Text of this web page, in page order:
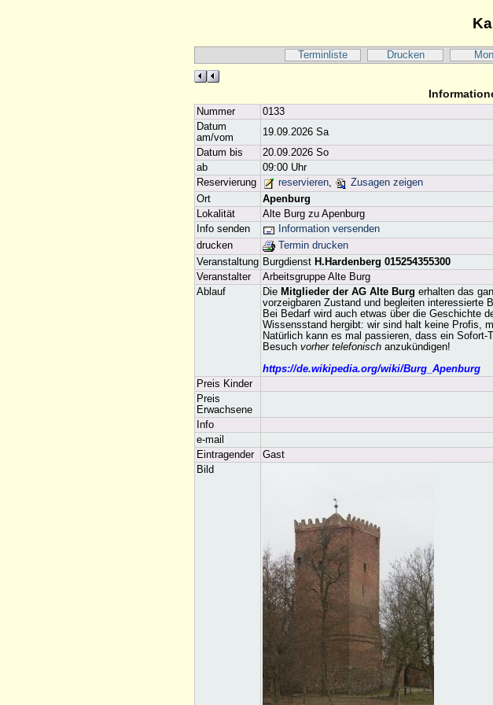
Terminliste Drucken
Nummer
0133
Datum
am/vom
19.09.2026 Sa
Datum bis
20.09.2026 So
ab
09:00 Uhr
Reservierung
reservieren,
Zusagen zeigen
Ort
Apenburg
Lokalität
Alte Burg zu Apenburg
Info senden
Information versenden
drucken
Termin drucken
Veranstaltung Burgdienst H.Hardenberg 015254355300
Veranstalter
Arbeitsgruppe Alte Burg
Ablauf
Die Mitglieder der AG Alte Burg erhalten das
vorzeigbaren Zustand und begleiten interessierte
Bei Bedarf wird auch etwas über die Geschichte
Wissensstand hergibt: wir sind halt keine Profis,
Natürlich kann es mal passieren, dass ein
Besuch vorher telefonisch anzukündigen!
https://de.wikipedia.org/wiki/Burg_Apenburg
Preis Kinder
Preis
Erwachsene
Info
e-mail
Eintragender
Gast
Bild